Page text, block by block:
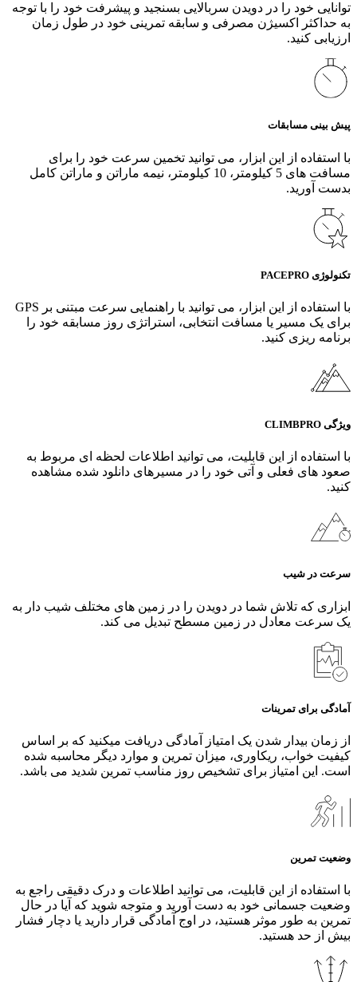
توانایی خود را در دویدن سربالایی بسنجید و پیشرفت خود را با توجه
به حداکثر اکسیژن مصرفی و سابقه تمرینی خود در طول زمان
ارزیابی کنید.
پیش بینی مسابقات
با استفاده از این ابزار، می‌ توانید تخمین سرعت خود را برای
مسافت‌ های 5 کیلومتر، 10 کیلومتر، نیمه ماراتن و ماراتن کامل
بدست آورید.
تکنولوژی PACEPRO
با استفاده از این ابزار، می‌ توانید با راهنمایی سرعت مبتنی بر GPS
برای یک مسیر یا مسافت انتخابی، استراتژی روز مسابقه خود را
برنامه‌ ریزی کنید.
ویژگی CLIMBPRO
با استفاده از این قابلیت، می‌ توانید اطلاعات لحظه ای مربوط به
صعود های فعلی و آتی خود را در مسیرهای دانلود شده مشاهده
کنید.
سرعت در شیب
ابزاری که تلاش شما در دویدن را در زمین‌ های مختلف شیب‌ دار به
یک سرعت معادل در زمین مسطح تبدیل می‌ کند.
آمادگی برای تمرینات
از زمان بیدار شدن یک امتیاز آمادگی دریافت میکنید که بر اساس
کیفیت خواب، ریکاوری، میزان تمرین و موارد دیگر محاسبه شده
است. این امتیاز برای تشخیص روز مناسب تمرین شدید می باشد.
وضعیت تمرین
با استفاده از این قابلیت، می‌ توانید اطلاعات و درک دقیقی راجع به
وضعیت جسمانی خود به دست آورید و متوجه شوید که آیا در حال
تمرین به طور ‌موثر هستید، در اوج آمادگی قرار دارید یا دچار فشار
بیش از حد هستید.